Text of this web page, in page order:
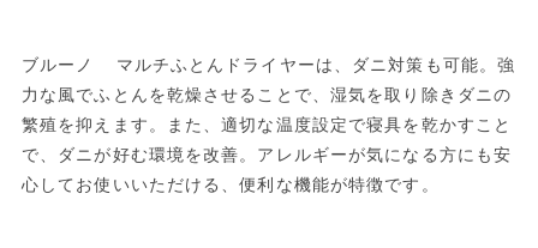
ブルーノ マルチふとんドライヤーは、ダニ対策も可能。強
力な風でふとんを乾燥させることで、湿気を取り除きダニの
繁殖を抑えます。また、適切な温度設定で寝具を乾かすこと
で、ダニが好む環境を改善。アレルギーが気になる方にも安
心してお使いいただける、便利な機能が特徴です。